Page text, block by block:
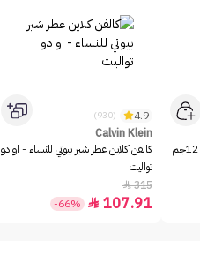
4.9
(930)
Calvin Klein
كالفن كلاين عطر شير بيوتي للنساء - او دو
تواليت
315

107.91

-66%